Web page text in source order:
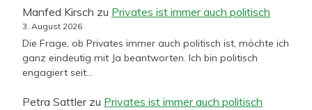
Manfed Kirsch zu Privates ist immer auch politisch
3. August 2026
Die Frage, ob Privates immer auch politisch ist, möchte ich
ganz eindeutig mit Ja beantworten. Ich bin politisch
engagiert seit…
Petra Sattlerzu Privates ist immer auch politisch